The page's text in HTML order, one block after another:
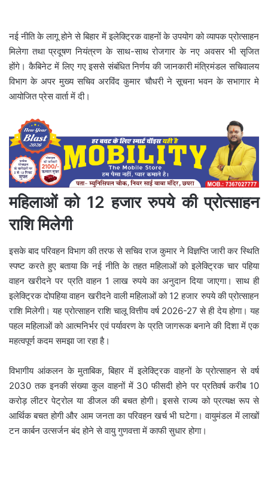
नई नीति के लागू होने से बिहार में इलेक्ट्रिक वाहनों के उपयोग को व्यापक प्रोत्साहन
मिलेगा तथा प्रदूषण नियंत्रण के साथ-साथ रोजगार के नए अवसर भी सृजित
होंगे। कैबिनेट में लिए गए इससे संबंधित निर्णय की जानकारी मंत्रिमंडल सचिवालय
विभाग के अपर मुख्य सचिव अरविंद कुमार चौधरी ने सूचना भवन के सभागार मे
आयोजित प्रेस वार्ता में दी।
महिलाओं को 12 हजार रुपये की प्रोत्साहन
राशि मिलेगी
इसके बाद परिवहन विभाग की तरफ से सचिव राज कुमार ने विज्ञप्ति जारी कर स्थिति
स्पष्ट करते हुए बताया कि नई नीति के तहत महिलाओं को इलेक्ट्रिक चार पहिया
वाहन खरीदने पर प्रति वाहन 1 लाख रुपये का अनुदान दिया जाएगा। साथ ही
इलेक्ट्रिक दोपहिया वाहन खरीदने वाली महिलाओं को 12 हजार रुपये की प्रोत्साहन
राशि मिलेगी। यह प्रोत्साहन राशि चालू वित्तीय वर्ष 2026-27 से ही देय होगा। यह
पहल महिलाओं को आत्मनिर्भर एवं पर्यावरण के प्रति जागरूक बनाने की दिशा में एक
महत्वपूर्ण कदम समझा जा रहा है।
विभागीय आंकलन के मुताबिक, बिहार में इलेक्ट्रिक वाहनों के प्रोत्साहन से वर्ष
2030 तक इनकी संख्या कुल वाहनों में 30 फीसदी होने पर प्रतिवर्ष करीब 10
करोड़ लीटर पेट्रोल या डीजल की बचत होगी। इससे राज्य को प्रत्यक्ष रूप से
आर्थिक बचत होगी और आम जनता का परिवहन खर्च भी घटेगा। वायुमंडल में लाखों
टन कार्बन उत्सर्जन बंद होने से वायु गुणवत्ता में काफी सुधार होगा।